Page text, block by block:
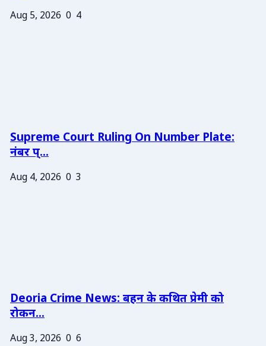
Aug 5, 2026 0 4
Supreme Court Ruling On Number Plate:
नंबर प्...
Aug 4, 2026 0 3
Deoria Crime News: बहन के कथित प्रेमी को
रोकन...
Aug 3, 2026 0 6